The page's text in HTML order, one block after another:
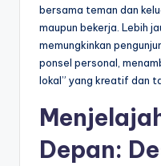
bersama teman dan
maupun bekerja. Lebih
memungkinkan
ponsel personal,
lokal” yang kreatif dan
Depan: